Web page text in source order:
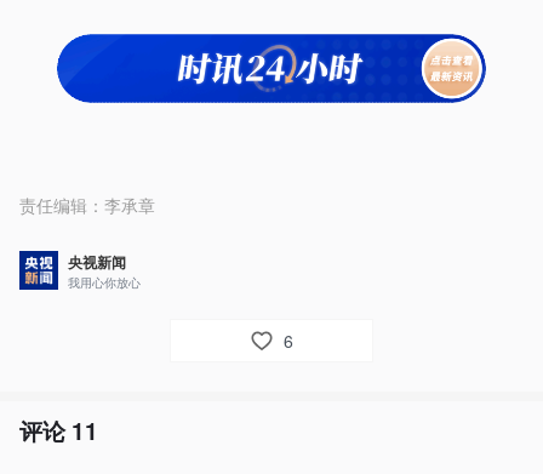
责任编辑： 李承章
央视新闻
我用心你放心
6
评论11